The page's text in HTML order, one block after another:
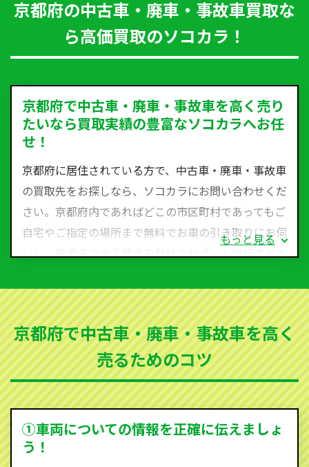
京都府の中古車・廃車・事故車買取な
ら高価買取のソコカラ！
京都府で中古車・廃車・事故車を高く売り
たいなら買取実績の豊富なソコカラへお任
せ！
京都府に居住されている方で、中古車・廃車・事故車
の買取先をお探しなら、ソコカラにお問い合わせくだ
さい。京都府内であればどこの市区町村であってもご
自宅やご指定の場所まで無料でお車の引き取りにお伺
いし、廃車までの手続きを無料でサポート代行させて
など動かない車、水害車、不動車、乗らなくなってし
まった車、車検が切れて動かすことができない車でも
買取可能です。
ソコカラは世界１１０か国に独自の販売ネットワーク
を持ち、国内に自社物流網、自社ヤードをもっている
ため、中間マージンがかかりません。だから高価買取
を実現し、お客様に利益を還元することができるので
す。
もっと見る
京都府で中古車・廃車・事故車を高く
売るためのコツ
①車両についての情報を正確に伝えましょ
う！